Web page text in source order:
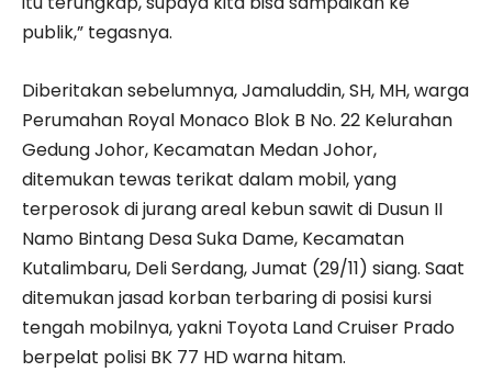
publik,” tegasnya.
Diberitakan sebelumnya, Jamaluddin, SH, MH, warga
Perumahan Royal Monaco Blok B No. 22 Kelurahan
Gedung Johor, Kecamatan Medan Johor,
ditemukan tewas terikat dalam mobil, yang
terperosok di jurang areal kebun sawit di Dusun II
Namo Bintang Desa Suka Dame, Kecamatan
Kutalimbaru, Deli Serdang, Jumat (29/11) siang. Saat
ditemukan jasad korban terbaring di posisi kursi
tengah mobilnya, yakni Toyota Land Cruiser Prado
berpelat polisi BK 77 HD warna hitam.